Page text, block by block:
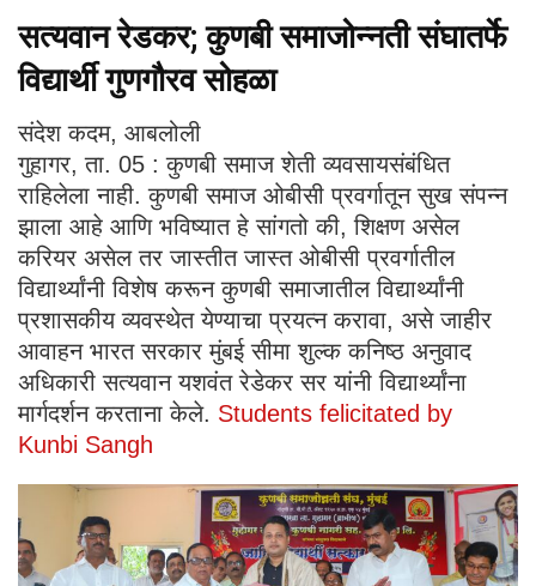
सत्यवान रेडकर; कुणबी समाजोन्नती संघातर्फे
विद्यार्थी गुणगौरव सोहळा
संदेश कदम, आबलोली
गुहागर, ता. 05 : कुणबी समाज शेती व्यवसायसंबंधित
राहिलेला नाही. कुणबी समाज ओबीसी प्रवर्गातून सुख संपन्न
झाला आहे आणि भविष्यात हे सांगतो की, शिक्षण असेल
करियर असेल तर जास्तीत जास्त ओबीसी प्रवर्गातील
विद्यार्थ्यांनी विशेष करून कुणबी समाजातील विद्यार्थ्यांनी
प्रशासकीय व्यवस्थेत येण्याचा प्रयत्न करावा, असे जाहीर
आवाहन भारत सरकार मुंबई सीमा शुल्क कनिष्ठ अनुवाद
अधिकारी सत्यवान यशवंत रेडेकर सर यांनी विद्यार्थ्यांना
मार्गदर्शन करताना केले. Students felicitated by
Kunbi Sangh